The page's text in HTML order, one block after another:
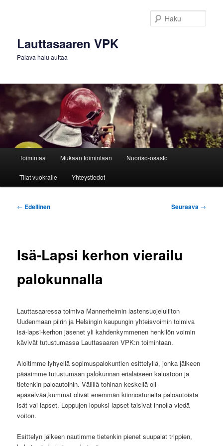
Lauttasaaren VPK
Palava halu auttaa
Toimintaa Mukaan toimintaan Nuoriso-osasto
Tilat vuokralle Yhteystiedot
Artikkelien
← Edellinen Seuraava →
Isä-Lapsi kerhon vierailu
palokunnalla
Lauttasaaressa toimiva Mannerheimin lastensuojeluliiton
Uudenmaan piirin ja Helsingin kaupungin yhteisvoimin toimiva
isä-lapsi-kerhon jäsenet yli kahdenkymmenen henkilön voimin
kävivät tutustumassa Lauttasaaren VPK:n toimintaan.
Aloitimme lyhyellä sopimuspalokuntien esittelyllä, jonka jälkeen
pääsimme tutustumaan palokunnan erialaiseen kalustoon ja
tietenkin paloautoihin. Välillä tohinan keskellä oli
epäselvää,kummat olivät enemmän kiinnostuneita paloautoista
isät vai lapset. Loppujen lopuksi lapset taisivat innolla viedä
voiton.
Esittelyn jälkeen nautimme tietenkin pienet suupalat trippien,